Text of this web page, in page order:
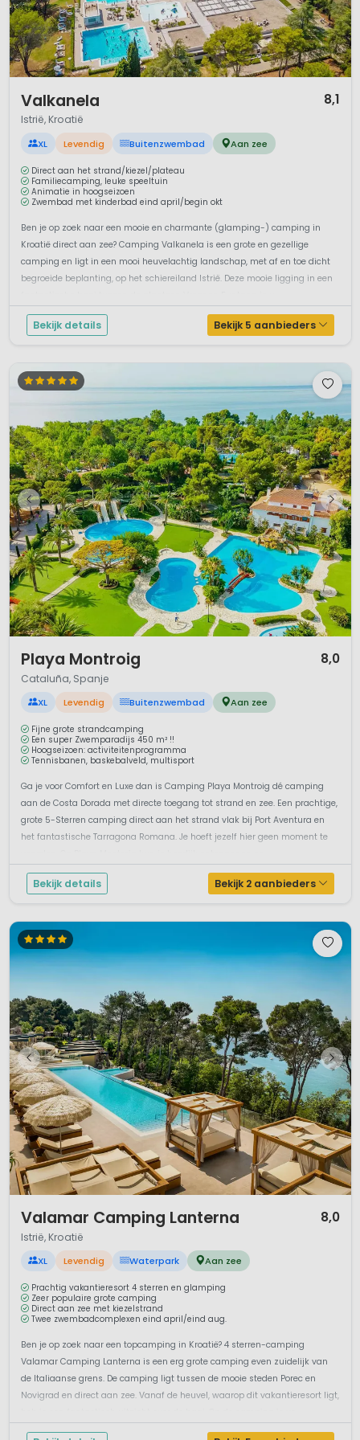
Valkanela 8,1
Istrië, Kroatië
XL Levendig Buitenzwembad Aan zee
Direct aan het strand/kiezel/plateau
Familiecamping, leuke speeltuin
Animatie in hoogseizoen
Zwembad met kinderbad eind april/begin okt
Ben je op zoek naar een mooie en charmante (glamping-) camping in
Kroatië direct aan zee? Camping Valkanela is een grote en gezellige
camping en ligt in een mooi heuvelachtig landschap, met af en toe dicht
begroeide beplanting, op het schiereiland Istrië. Deze mooie ligging in een
Bekijk details Bekijk 5 aanbieders
Playa Montroig 8,0
Cataluña, Spanje
XL Levendig Buitenzwembad Aan zee
Fijne grote strandcamping
Een super Zwemparadijs 450 m² !!
Hoogseizoen: activiteitenprogramma
Tennisbanen, baskebalveld, multisport
Ga je voor Comfort en Luxe dan is Camping Playa Montroig dé camping
aan de Costa Dorada met directe toegang tot strand en zee. Een prachtige,
grote 5-Sterren camping direct aan het strand vlak bij Port Aventura en
het fantastische Tarragona Romana. Je hoeft jezelf hier geen moment te
Bekijk details Bekijk 2 aanbieders
Valamar Camping Lanterna 8,0
Istrië, Kroatië
XL Levendig Waterpark Aan zee
Prachtig vakantieresort 4 sterren en glamping
Zeer populaire grote camping
Direct aan zee met kiezelstrand
Twee zwembadcomplexen eind april/eind aug.
Ben je op zoek naar een topcamping in Kroatië? 4 sterren-camping
Valamar Camping Lanterna is een erg grote camping even zuidelijk van
de Italiaanse grens. De camping ligt tussen de mooie steden Porec en
Novigrad en direct aan zee. Vanaf de heuvel, waarop dit vakantieresort ligt,